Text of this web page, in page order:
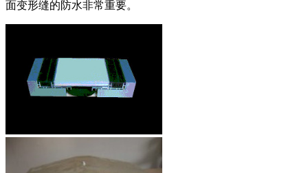
面变形缝的防水非常重要。